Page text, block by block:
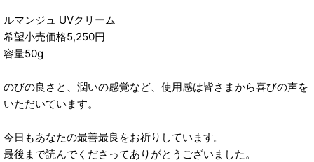
ルマンジュ UVクリーム
希望小売価格5,250円
容量50g
のびの良さと、潤いの感覚など、使用感は皆さまから喜びの声を
いただいています。
今日もあなたの最善最良をお祈りしています。
最後まで読んでくださってありがとうございました。